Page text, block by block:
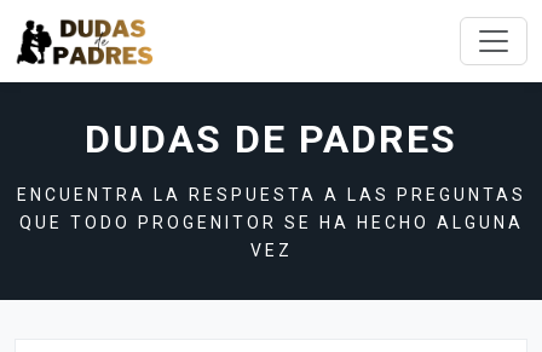
DUDAS DE PADRES
ENCUENTRA LA RESPUESTA A LAS PREGUNTAS
QUE TODO PROGENITOR SE HA HECHO ALGUNA
VEZ